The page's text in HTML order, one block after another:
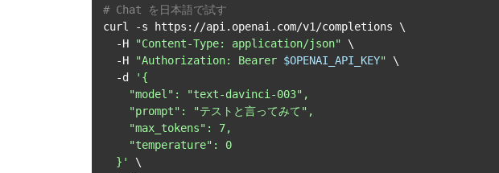
# Chat を日本語で試す
curl -s https://api.openai.com/v1/completions \
  -H
"Content-Type: application/json" \
  -H
"Authorization: Bearer $OPENAI_API_KEY" \
  -d
'{
  }'
\